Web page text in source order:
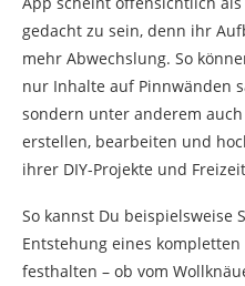
gedacht zu sein, denn ihr
mehr Abwechslung. So
nur Inhalte auf Pinnwänden
sondern unter anderem
erstellen, bearbeiten und
ihrer DIY-Projekte und
So kannst Du beispielsweise
Entstehung eines
festhalten – ob vom